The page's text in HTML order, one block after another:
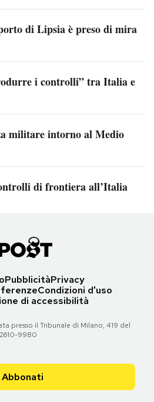
di Lipsia è preso di mira
i controlli” tra Italia e
militare intorno al Medio
di frontiera all’Italia
PubblicitàPrivacy
Condizioni d'uso
di accessibilità
presso il Tribunale di Milano, 419 del
9980
Abbonati